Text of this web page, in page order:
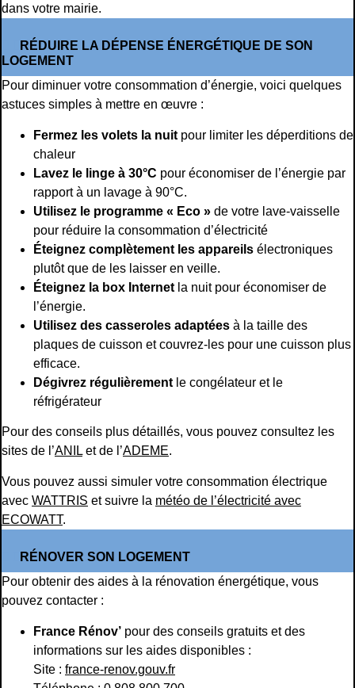
dans votre mairie.
RÉDUIRE LA DÉPENSE ÉNERGÉTIQUE DE SON
LOGEMENT
Pour diminuer votre consommation d’énergie, voici quelques
astuces simples à mettre en œuvre :
Fermez les volets la nuit pour limiter les déperditions de
chaleur
Lavez le linge à 30°C pour économiser de l’énergie par
rapport à un lavage à 90°C.
Utilisez le programme « Eco » de votre lave-vaisselle
pour réduire la consommation d’électricité
Éteignez complètement les appareils électroniques
plutôt que de les laisser en veille.
Éteignez la box Internet la nuit pour économiser de
l’énergie.
Utilisez des casseroles adaptées à la taille des
plaques de cuisson et couvrez-les pour une cuisson plus
efficace.
Dégivrez régulièrement le congélateur et le
réfrigérateur
Pour des conseils plus détaillés, vous pouvez consultez les
sites de l’ANIL et de l’ADEME.
Vous pouvez aussi simuler votre consommation électrique
avec WATTRIS et suivre la météo de l’électricité avec
ECOWATT.
RÉNOVER SON LOGEMENT
Pour obtenir des aides à la rénovation énergétique, vous
pouvez contacter :
France Rénov’ pour des conseils gratuits et des
informations sur les aides disponibles :
Site : france-renov.gouv.fr